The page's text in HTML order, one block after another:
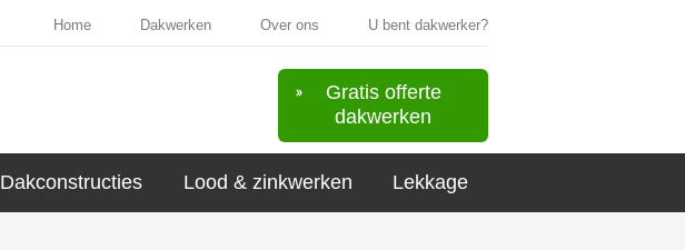
Home Dakwerken Over ons U bent dakwerker?
Gratis offerte
dakwerken
Dakconstructies Lood & zinkwerken Lekkage